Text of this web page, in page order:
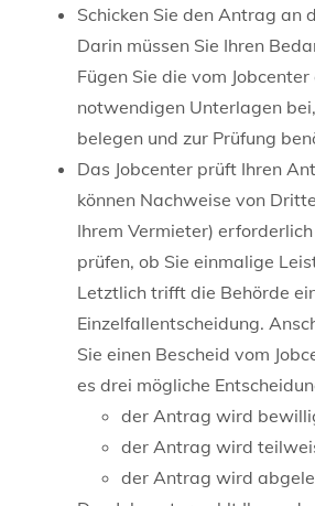
Schicken Sie den Antrag an
Darin müssen Sie Ihren
Fügen Sie die vom
notwendigen Unterlagen
belegen und zur Prüfung
Das Jobcenter prüft Ihren
können Nachweise von
Ihrem Vermieter) erforderlich
prüfen, ob Sie einmalige
Letztlich trifft die Behörde
Einzelfallentscheidung.
Sie einen Bescheid vom
es drei mögliche
der Antrag wird
der Antrag wird
der Antrag wird